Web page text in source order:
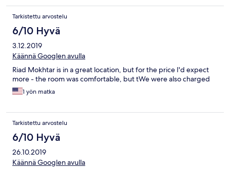
Tarkistettu arvostelu
6/10 Hyvä
3.12.2019
Käännä Googlen avulla
Riad Mokhtar is in a great location, but for the price I'd expect
more - the room was comfortable, but tWe were also charged
1 yön matka
Tarkistettu arvostelu
6/10 Hyvä
26.10.2019
Käännä Googlen avulla